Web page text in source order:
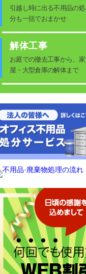
引越し時に出る不用品の処
分も一括でおまかせ
解体工事
お庭での撤去工事から、家
屋・大型倉庫の解体まで